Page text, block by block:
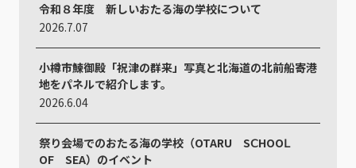
令和８年度 新しいおたる海の学校について
2026.7.07
小樽市鰊御殿「祝津の群来」写真と北海道の北前船寄港
地をパネルで紹介します。
2026.6.04
祭り会場でのおたる海の学校（OTARU SⅭHOOⅬ
ОF SEA）のイベント